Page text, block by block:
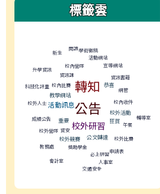
標籤雲
新生
閱讀學術徵稿
校內營隊
活動網站
升學資訊
科技化評量 校內比賽
資訊課
宣導網站
轉知 恭喜
資訊書籍
校外人士活動訊息
教學網站
公告
網管
校內收件
成績公告 重要 校外研習 狂賀
校外活動
輔導室
校外營隊
教務處
校外競賽
資安
午餐
獎助學金
公文轉達 校外比賽
會計室
必上研習
交通安全
人事室
申請表